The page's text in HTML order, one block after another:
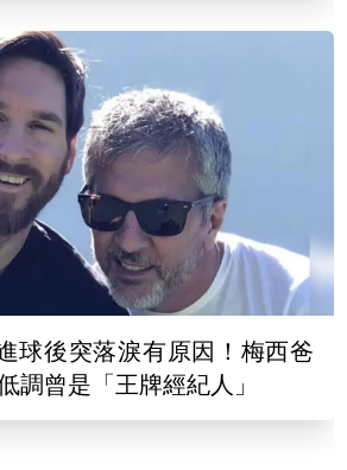
球後突落淚有原因！梅西爸
為人低調曾是「王牌經紀人」